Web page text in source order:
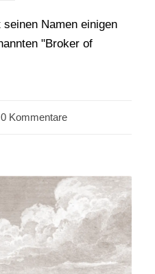
Namen einigen
"Broker of
0 Kommentare